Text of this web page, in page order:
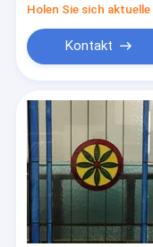
Kontakt